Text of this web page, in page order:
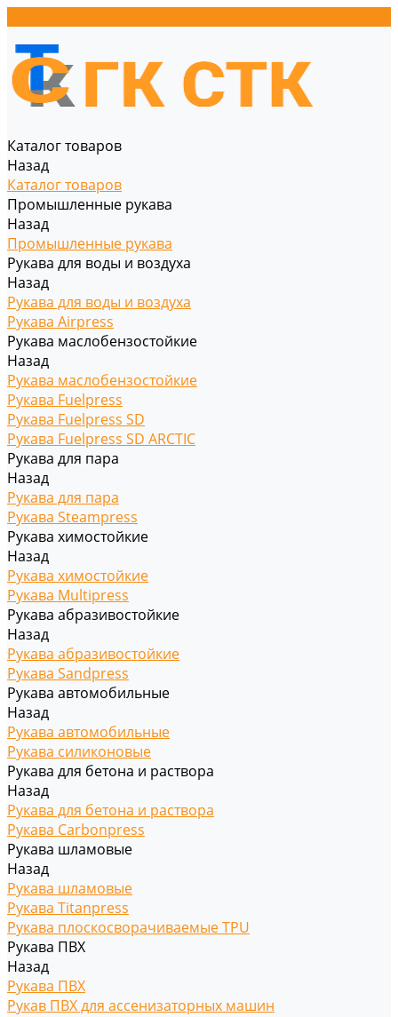
Каталог товаров
Назад
Каталог товаров
Промышленные рукава
Назад
Промышленные рукава
Рукава для воды и воздуха
Назад
Рукава для воды и воздуха
Рукава Airpress
Рукава маслобензостойкие
Назад
Рукава маслобензостойкие
Рукава Fuelpress
Рукава Fuelpress SD
Рукава Fuelpress SD ARCTIC
Рукава для пара
Назад
Рукава для пара
Рукава Steampress
Рукава химостойкие
Назад
Рукава химостойкие
Рукава Multipress
Рукава абразивостойкие
Назад
Рукава абразивостойкие
Рукава Sandpress
Рукава автомобильные
Назад
Рукава автомобильные
Рукава силиконовые
Рукава для бетона и раствора
Назад
Рукава для бетона и раствора
Рукава Carbonpress
Рукава шламовые
Назад
Рукава шламовые
Рукава Titanpress
Рукава плоскосворачиваемые TPU
Рукава ПВХ
Назад
Рукава ПВХ
Рукав ПВХ для ассенизаторных машин